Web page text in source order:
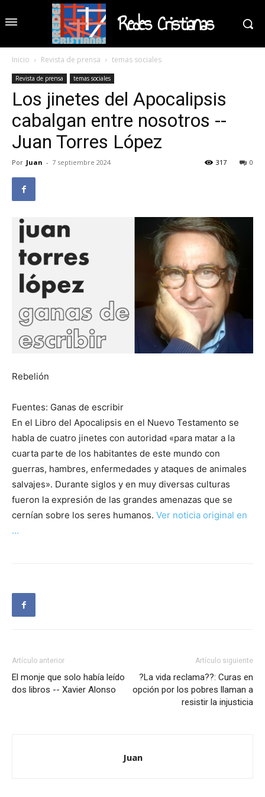
Redes Cristianas
Inicio Revista de prensa temas sociales
Revista de prensa temas sociales
Los jinetes del Apocalipsis
cabalgan entre nosotros --
Juan Torres López
Por Juan - 7 septiembre 2024 0
317
Rebelión
Fuentes: Ganas de escribir
En el Libro del Apocalipsis en el Nuevo Testamento se
habla de cuatro jinetes con autoridad «para matar a la
cuarta parte de los habitantes de este mundo con
guerras, hambres, enfermedades y ataques de animales
salvajes». Durante siglos y en muy diversas culturas
fueron la expresión de las grandes amenazas que se
cernían sobre los seres humanos. Ver noticia original en
…
Artículo anterior
El monje que solo había leído
dos libros -- Xavier Alonso
Artículo siguiente
?La vida reclama??: Curas en
opción por los pobres llaman a
resistir la injusticia
Juan